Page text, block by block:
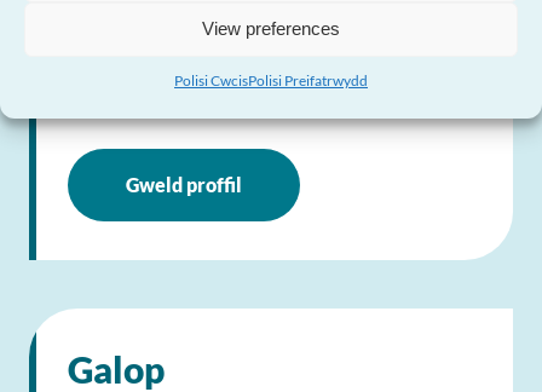
View preferences
Polisi CwcisPolisi Preifatrwydd
Ymweld â’r Wefan
Gweld proffil
Galop